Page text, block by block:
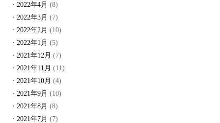
2022年4月 (8)
2022年3月 (7)
2022年2月 (10)
2022年1月 (5)
2021年12月 (7)
2021年11月 (11)
2021年10月 (4)
2021年9月 (10)
2021年8月 (8)
2021年7月 (7)